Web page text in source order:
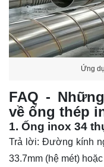
Ứng
FAQ -
về ống thép
1. Ống inox 34
Trả lời: Đường kính
33.7mm (hệ mét)